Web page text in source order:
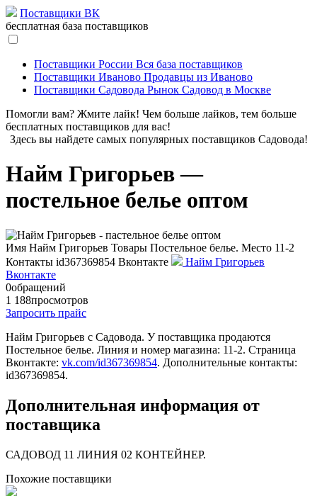
Поставщики ВК
бесплатная база поставщиков
Поставщики России Вся база поставщиков
Поставщики Иваново Продавцы из Иваново
Поставщики Садовода Рынок Садовод в Москве
Помогли вам? Жмите лайк! Чем больше лайков, тем больше
бесплатных поставщиков для вас!
Здесь вы найдете самых популярных поставщиков Садовода!
Найм Григорьев —
постельное белье оптом
Имя Найм Григорьев Товары Постельное белье. Место 11-2
Контакты id367369854 Вконтакте
Найм Григорьев
Вконтакте
0обращений
1 188просмотров
Запросить прайс
Найм Григорьев c Садовода. У поставщика продаются
Постельное белье. Линия и номер магазина: 11-2. Страница
Вконтакте: vk.com/id367369854. Дополнительные контакты:
id367369854.
Дополнительная информация от
поставщика
САДОВОД 11 ЛИНИЯ 02 КОНТЕЙНЕР.
Похожие поставщики